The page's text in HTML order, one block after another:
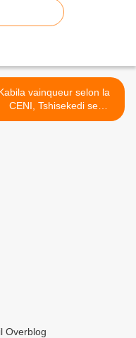
vainqueur selon la
CENI, Tshisekedi se
proclame élu du peuple >
Overblog